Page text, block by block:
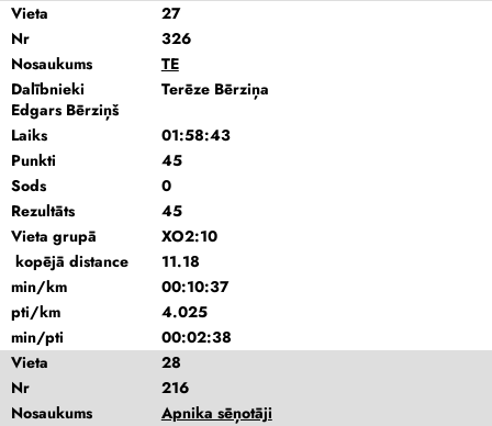
Vieta
27
Nr
326
Nosaukums
TE
Dalībnieki
Terēze Bērziņa
Edgars Bērziņš
Laiks
01:58:43
Punkti
45
Sods
0
Rezultāts
45
Vieta grupā
XO2:10
kopējā distance
11.18
min/km
00:10:37
pti/km
4.025
min/pti
00:02:38
Vieta
28
Nr
216
Nosaukums
Apnika sēņotāji